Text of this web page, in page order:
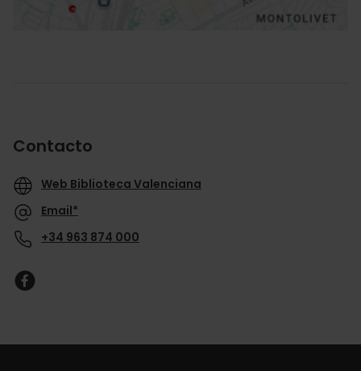
Contacto
Web Biblioteca Valenciana
Email*
+34 963 874 000